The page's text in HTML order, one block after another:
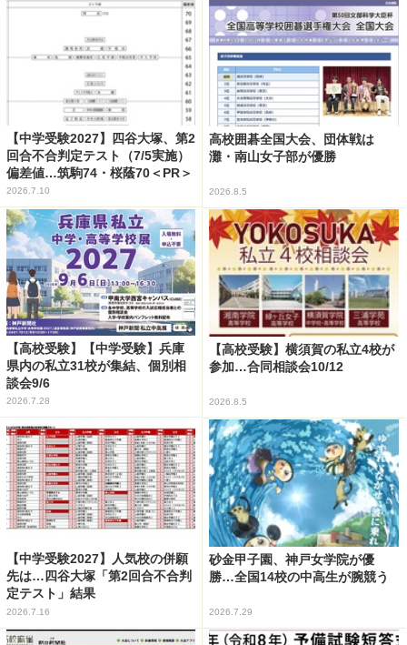
【中学受験2027】四谷大塚、第2
回合不合判定テスト（7/5実施）
偏差値…筑駒74・桜蔭70＜PR＞
2026.7.10
高校囲碁全国大会、団体戦は
灘・南山女子部が優勝
2026.8.5
【高校受験】【中学受験】兵庫
県内の私立31校が集結、個別相
談会9/6
2026.7.28
【高校受験】横須賀の私立4校が
参加…合同相談会10/12
2026.8.5
【中学受験2027】人気校の併願
先は…四谷大塚「第2回合不合判
定テスト」結果
2026.7.16
砂金甲子園、神戸女学院が優
勝…全国14校の中高生が腕競う
2026.7.29